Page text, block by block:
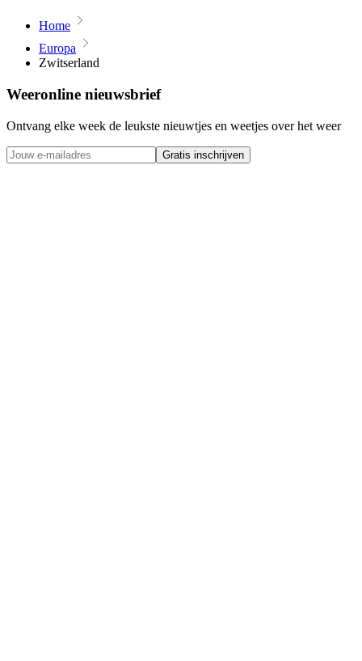
Home
Europa
Zwitserland
Weeronline nieuwsbrief
Ontvang elke week de leukste nieuwtjes en weetjes over het weer
Gratis inschrijven